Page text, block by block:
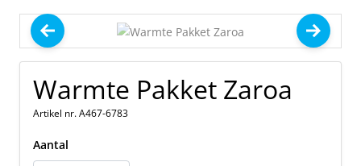
Warmte Pakket Zaroa
Artikel nr. A467-6783
Aantal